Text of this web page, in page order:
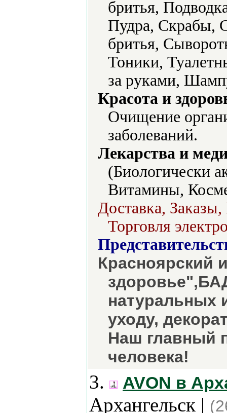
бритья,
Пудра, Скрабы,
бритья,
Тоники,
за руками,
Красота и
Очищение
заболеваний.
Лекарства и
(Биологически
Витамины,
Доставка,
Торговля
Красноярский
натуральных
уходу,
Наш главный
человека!
3. AVON в
Архангельск |